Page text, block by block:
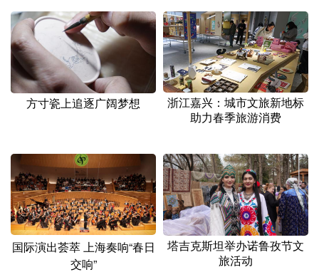
方寸瓷上追逐广阔梦想
浙江嘉兴：城市文旅新地标
助力春季旅游消费
国际演出荟萃 上海奏响“春日
交响”
塔吉克斯坦举办诺鲁孜节文
旅活动